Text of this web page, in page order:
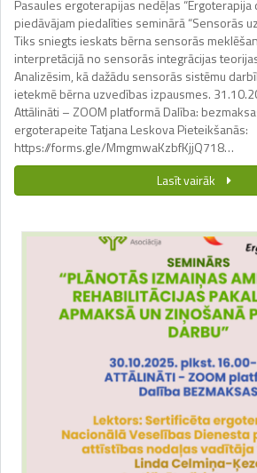
Pasaules ergoterapijas nedēļas “Ergoterapija
piedāvājam piedalīties seminārā “Sensorās
Tiks sniegts ieskats bērna sensorās
interpretācijā no sensorās integrācijas
Analizēsim, kā dažādu sensorās sistēmu
ietekmē bērna uzvedības izpausmes.
Attālināti – ZOOM platformā Dalība:
ergoterapeite Tatjana Leskova Pieteikšanās:
https://forms.gle/MmgmwaKzbfKjjQ718…
Lasīt vairāk